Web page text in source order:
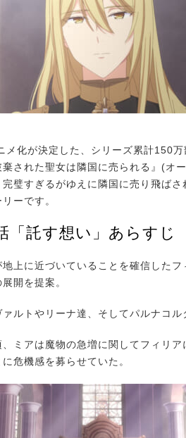
化が決定した、シリーズ累計150
棄された聖女は隣国に売られる』(オ
完璧すぎるがゆえに隣国に売り飛ば
ーです。
「託す想い」あらすじ
上に近づいていることを確信した
開を提案。
ルトやリーナ達、そしてパルナコル
ミアは魔物の急増に関してフィリ
危機感を募らせていた。